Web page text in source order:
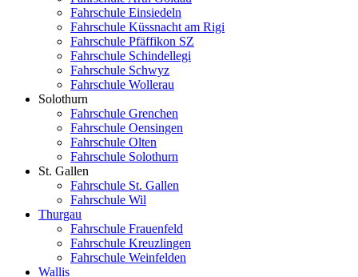
Fahrschule Einsiedeln
Fahrschule Küssnacht am Rigi
Fahrschule Pfäffikon SZ
Fahrschule Schindellegi
Fahrschule Schwyz
Fahrschule Wollerau
Solothurn
Fahrschule Grenchen
Fahrschule Oensingen
Fahrschule Olten
Fahrschule Solothurn
St. Gallen
Fahrschule St. Gallen
Fahrschule Wil
Thurgau
Fahrschule Frauenfeld
Fahrschule Kreuzlingen
Fahrschule Weinfelden
Wallis